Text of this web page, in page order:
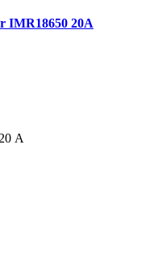
IMR18650 20A
А